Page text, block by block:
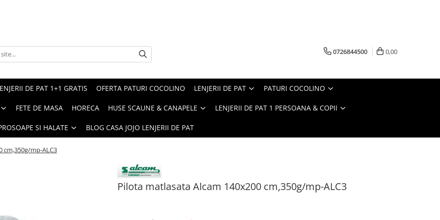
0726844500 0,00
DE PAT 1+1 GRATIS OFERTA PATURI COCOLINO LENJERII DE PAT PATURI COCOLINO
FETE DE MASA HORECA HUSE SCAUNE & CANAPELE LENJERII DE PAT 1 PERSOANA & COPII
SI HALATE BLOG CASA JOJO LENJERII DE PAT
cm,350g/mp-ALC3
Pilota matlasata Alcam 140x200 cm,350g/mp-ALC3